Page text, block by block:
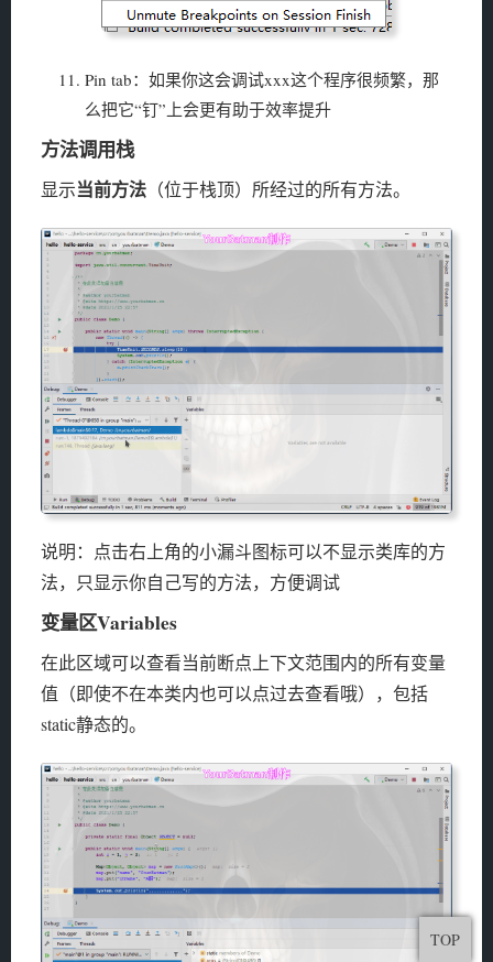
Pin tab：如果你这会调试xxx这个程序很频繁，那
么把它“钉”上会更有助于效率提升
方法调用栈
显示当前方法 （位于栈顶）所经过的所有方法。
说明：点击右上角的小漏斗图标可以不显示类库的方
法，只显示你自己写的方法，方便调试
变量区Variables
在此区域可以查看当前断点上下文范围内的所有变量
值（即使不在本类内也可以点过去查看哦），包括
static静态的。
TOP